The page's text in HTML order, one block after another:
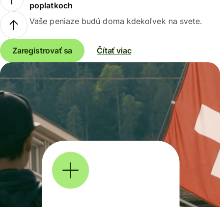
poplatkoch
Vaše peniaze budú doma kdekoľvek na svete.
Zaregistrovať sa Čítať viac